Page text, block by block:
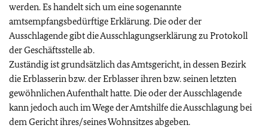
werden. Es handelt sich um eine sogenannte
amtsempfangsbedürftige Erklärung. Die oder der
Ausschlagende gibt die Ausschlagungserklärung zu Protokoll
der Geschäftsstelle ab.
Zuständig ist grundsätzlich das Amtsgericht, in dessen Bezirk
die Erblasserin bzw. der Erblasser ihren bzw. seinen letzten
gewöhnlichen Aufenthalt hatte. Die oder der Ausschlagende
kann jedoch auch im Wege der Amtshilfe die Ausschlagung bei
dem Gericht ihres/seines Wohnsitzes abgeben.